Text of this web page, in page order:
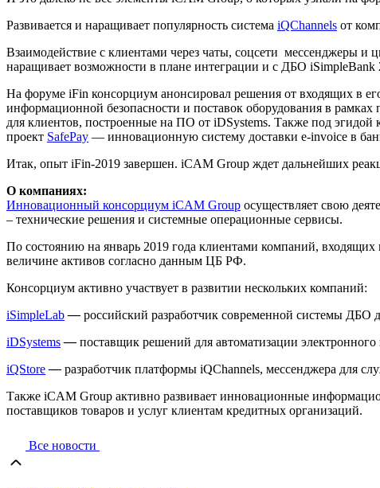
Развивается и наращивает популярность система iQChannels от
Взаимодействие с клиентами через чаты, соцсети мессенджеры и
наращивает возможности в плане интеграции и с ДБО iSimpleBank
На форуме iFin консорциум анонсировал решения от входящих в
информационной безопасности и поставок оборудования в
для клиентов, построенные на ПО от iDSystems. Также под
проект SafePay — инновационную систему доставки e-invoice в
Итак, опыт iFin-2019 завершен. iCAM Group ждет дальнейших
О компаниях:
Инновационный консорциум iCAM Group осуществляет свою
– технические решения и системные операционные сервисы.
По состоянию на январь 2019 года клиентами компаний,
величине активов согласно данным ЦБ РФ.
Консорциум активно участвует в развитии нескольких компаний:
iSimpleLab — российский разработчик современной системы
iDSystems — поставщик решений для автоматизации
iQStore — разработчик платформы iQChannels, мессенджера для
Также iCAM Group активно развивает инновационные
поставщиков товаров и услуг клиентам кредитных организаций.
Все новости